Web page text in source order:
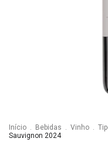
Início . Bebidas . Vinho .
Sauvignon 2024